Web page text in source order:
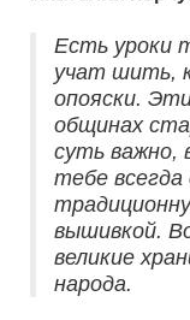
Есть уроки
учат шить,
опояски.
общинах
суть важно,
тебе
вышивкой.
великие
народа.